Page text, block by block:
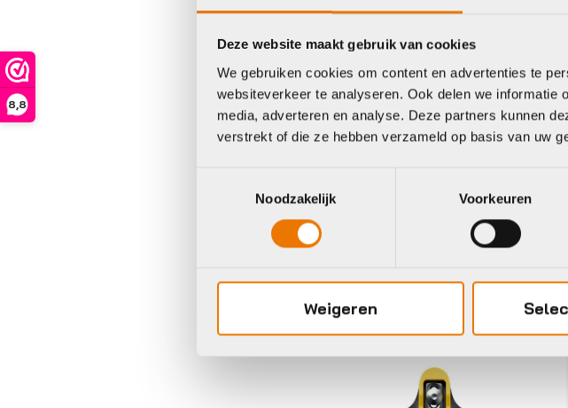
Deze website maakt gebruik van cookies
We gebruiken cookies om content en advertenties te
websiteverkeer te analyseren. Ook delen we
media, adverteren en analyse. Deze partners kunnen
verstrekt of die ze hebben verzameld op basis van uw
Noodzakelijk
Voorkeuren
Weigeren
8,8
ATB/MTB schoenen
Shimano
Schoenen
XC300
129,99
Op voorraad in winkel
Shimano